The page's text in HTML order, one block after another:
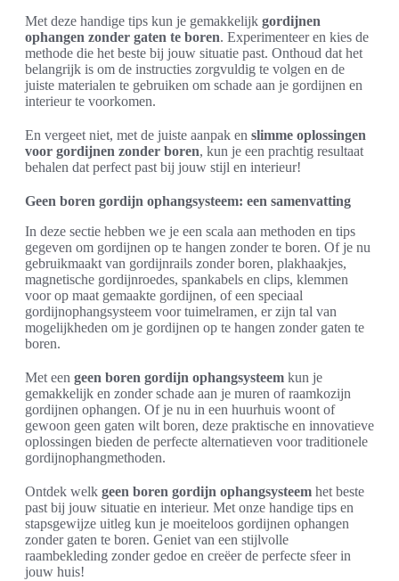
Met deze handige tips kun je gemakkelijk gordijnen
ophangen zonder gaten te boren. Experimenteer en kies de
methode die het beste bij jouw situatie past. Onthoud dat het
belangrijk is om de instructies zorgvuldig te volgen en de
juiste materialen te gebruiken om schade aan je gordijnen en
interieur te voorkomen.
En vergeet niet, met de juiste aanpak en slimme oplossingen
voor gordijnen zonder boren, kun je een prachtig resultaat
behalen dat perfect past bij jouw stijl en interieur!
Geen boren gordijn ophangsysteem: een samenvatting
In deze sectie hebben we je een scala aan methoden en tips
gegeven om gordijnen op te hangen zonder te boren. Of je nu
gebruikmaakt van gordijnrails zonder boren, plakhaakjes,
magnetische gordijnroedes, spankabels en clips, klemmen
voor op maat gemaakte gordijnen, of een speciaal
gordijnophangsysteem voor tuimelramen, er zijn tal van
mogelijkheden om je gordijnen op te hangen zonder gaten te
boren.
Met een geen boren gordijn ophangsysteem kun je
gemakkelijk en zonder schade aan je muren of raamkozijn
gordijnen ophangen. Of je nu in een huurhuis woont of
gewoon geen gaten wilt boren, deze praktische en innovatieve
oplossingen bieden de perfecte alternatieven voor traditionele
gordijnophangmethoden.
Ontdek welk geen boren gordijn ophangsysteem het beste
past bij jouw situatie en interieur. Met onze handige tips en
stapsgewijze uitleg kun je moeiteloos gordijnen ophangen
zonder gaten te boren. Geniet van een stijlvolle
raambekleding zonder gedoe en creëer de perfecte sfeer in
jouw huis!